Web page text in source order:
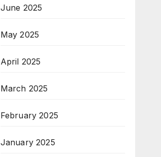
June 2025
May 2025
April 2025
March 2025
February 2025
January 2025